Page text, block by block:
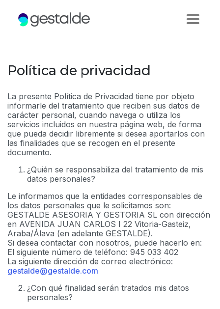
Política de privacidad
La presente Política de Privacidad tiene por objeto
informarle del tratamiento que reciben sus datos de
carácter personal, cuando navega o utiliza los
servicios incluidos en nuestra página web, de forma
que pueda decidir libremente si desea aportarlos con
las finalidades que se recogen en el presente
documento.
¿Quién se responsabiliza del tratamiento de mis
datos personales?
Le informamos que la entidades corresponsables de
los datos personales que le solicitamos son:
GESTALDE ASESORIA Y GESTORIA SL con dirección
en AVENIDA JUAN CARLOS I 22 Vitoria-Gasteiz,
Araba/Álava (en adelante GESTALDE).
Si desea contactar con nosotros, puede hacerlo en:
El siguiente número de teléfono: 945 033 402
La siguiente dirección de correo electrónico:
gestalde@gestalde.com
¿Con qué finalidad serán tratados mis datos
personales?